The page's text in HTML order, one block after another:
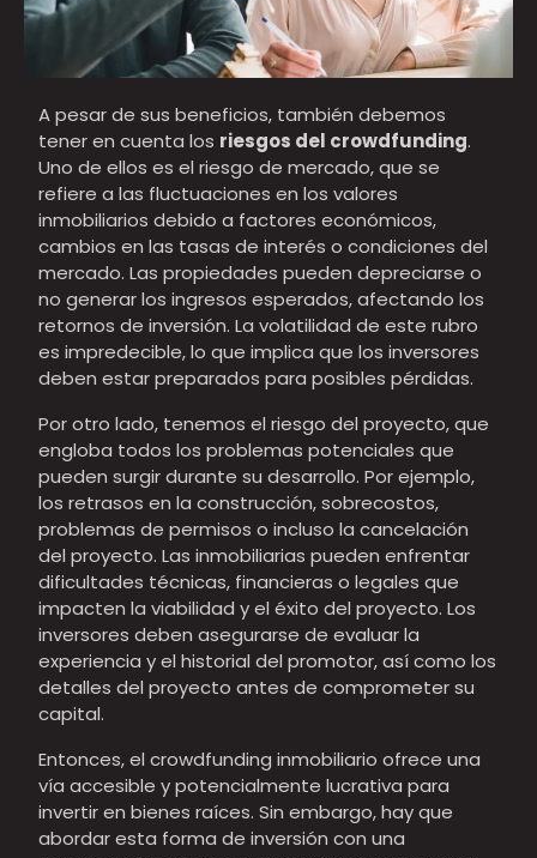
A pesar de sus beneficios, también debemos
tener en cuenta los riesgos del crowdfunding.
Uno de ellos es el riesgo de mercado, que se
refiere a las fluctuaciones en los valores
inmobiliarios debido a factores económicos,
cambios en las tasas de interés o condiciones del
mercado. Las propiedades pueden depreciarse o
no generar los ingresos esperados, afectando los
retornos de inversión. La volatilidad de este rubro
es impredecible, lo que implica que los inversores
deben estar preparados para posibles pérdidas.
Por otro lado, tenemos el riesgo del proyecto, que
engloba todos los problemas potenciales que
pueden surgir durante su desarrollo. Por ejemplo,
los retrasos en la construcción, sobrecostos,
problemas de permisos o incluso la cancelación
del proyecto. Las inmobiliarias pueden enfrentar
dificultades técnicas, financieras o legales que
impacten la viabilidad y el éxito del proyecto. Los
inversores deben asegurarse de evaluar la
experiencia y el historial del promotor, así como los
detalles del proyecto antes de comprometer su
capital.
Entonces, el crowdfunding inmobiliario ofrece una
vía accesible y potencialmente lucrativa para
invertir en bienes raíces. Sin embargo, hay que
abordar esta forma de inversión con una